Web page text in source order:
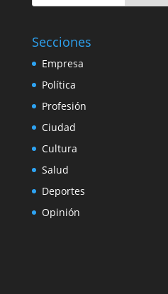
Secciones
Empresa
Política
Profesión
Ciudad
Cultura
Salud
Deportes
Opinión